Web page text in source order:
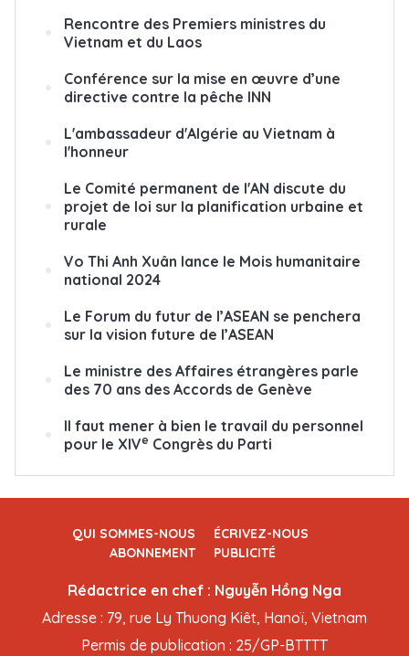
Rencontre des Premiers ministres du
Vietnam et du Laos
Conférence sur la mise en œuvre d’une
directive contre la pêche INN
L'ambassadeur d'Algérie au Vietnam à
l'honneur
Le Comité permanent de l'AN discute du
projet de loi sur la planification urbaine et
rurale
Vo Thi Anh Xuân lance le Mois humanitaire
national 2024
Le Forum du futur de l’ASEAN se penchera
sur la vision future de l’ASEAN
Le ministre des Affaires étrangères parle
des 70 ans des Accords de Genève
Il faut mener à bien le travail du personnel
pour le XIVe Congrès du Parti
QUI SOMMES-NOUS
ÉCRIVEZ-NOUS
ABONNEMENT
PUBLICITÉ
Rédactrice en chef : Nguyễn Hồng Nga
Adresse : 79, rue Ly Thuong Kiêt, Hanoï, Vietnam
Permis de publication : 25/GP-BTTTT